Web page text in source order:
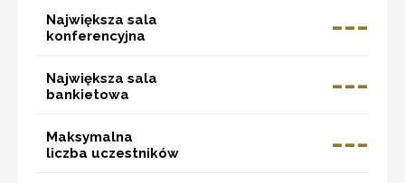
Największa sala
konferencyjna
---
Największa sala
bankietowa
---
Maksymalna
liczba uczestników
---